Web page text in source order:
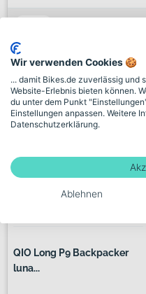
Verkauf durch Händler:
Lohmeier GmbH & Co. KG
QIO Long P9 Backpacker
luna...
Wir verwenden Cookies 🍪
... damit Bikes.de zuverlässig und
Website-Erlebnis bieten können.
du unter dem Punkt
Einstellungen anpassen. Weitere
Datenschutzerklärung.
Ablehnen